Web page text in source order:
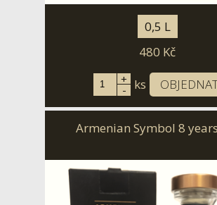
0,5 L
480 Kč
+
- ks
Armenian Symbol 8